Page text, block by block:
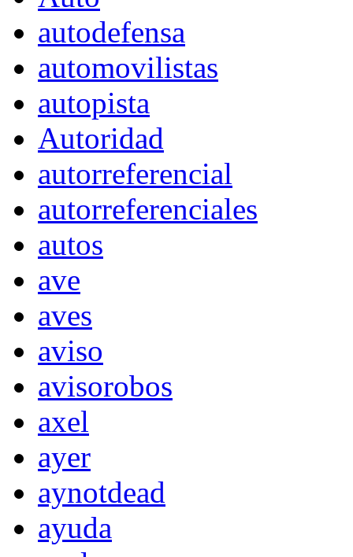
autodefensa
automovilistas
autopista
Autoridad
autorreferencial
autorreferenciales
autos
ave
aves
aviso
avisorobos
axel
ayer
aynotdead
ayuda